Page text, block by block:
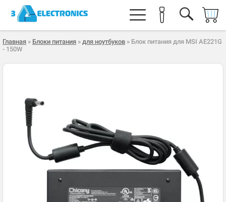
Главная » Блоки питания » для ноутбуков » Блок питания для MSI AE221G
- 150W